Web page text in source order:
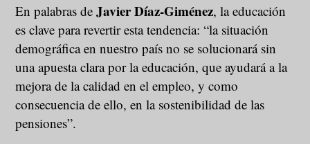
En palabras de Javier Díaz-Giménez, la educación
es clave para revertir esta tendencia: “la situación
demográfica en nuestro país no se solucionará sin
una apuesta clara por la educación, que ayudará a la
mejora de la calidad en el empleo, y como
consecuencia de ello, en la sostenibilidad de las
pensiones”.